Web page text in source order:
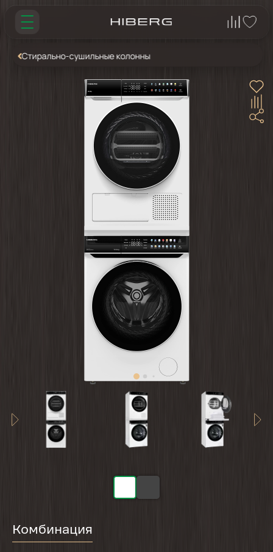
Стирально-сушильные колонны
Комбинация